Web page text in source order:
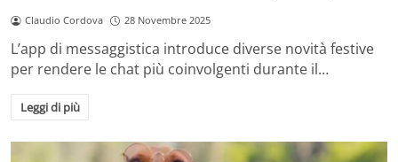
Claudio Cordova 28 Novembre 2025
L’app di messaggistica introduce diverse novità festive
per rendere le chat più coinvolgenti durante il…
Leggi di più